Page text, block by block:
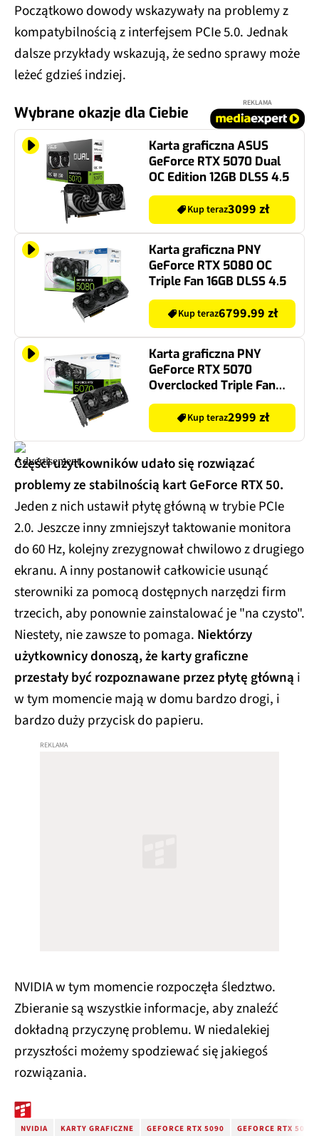
Początkowo dowody wskazywały na problemy z
kompatybilnością z interfejsem PCIe 5.0. Jednak
dalsze przykłady wskazują, że sedno sprawy może
leżeć gdzieś indziej.
Wybrane okazje dla Ciebie
REKLAMA
Karta graficzna ASUS
GeForce RTX 5070 Dual
OC Edition 12GB DLSS 4.5
Kup teraz3099 zł
Karta graficzna PNY
GeForce RTX 5080 OC
Triple Fan 16GB DLSS 4.5
Kup teraz6799.99 zł
Karta graficzna PNY
GeForce RTX 5070
Overclocked Triple Fan
12GB DLSS 4.5
Kup teraz2999 zł
Części użytkowników udało się rozwiązać
problemy ze stabilnością kart GeForce RTX 50.
Jeden z nich ustawił płytę główną w trybie PCIe
2.0. Jeszcze inny zmniejszył taktowanie monitora
do 60 Hz, kolejny zrezygnował chwilowo z drugiego
ekranu. A inny postanowił całkowicie usunąć
sterowniki za pomocą dostępnych narzędzi firm
trzecich, aby ponownie zainstalować je "na czysto".
Niestety, nie zawsze to pomaga. Niektórzy
użytkownicy donoszą, że karty graficzne
przestały być rozpoznawane przez płytę główną i
w tym momencie mają w domu bardzo drogi, i
bardzo duży przycisk do papieru.
NVIDIA w tym momencie rozpoczęła śledztwo.
Zbieranie są wszystkie informacje, aby znaleźć
dokładną przyczynę problemu. W niedalekiej
przyszłości możemy spodziewać się jakiegoś
rozwiązania.
NVIDIA KARTY GRAFICZNE GEFORCE RTX 5090 GEFORCE RTX 5080